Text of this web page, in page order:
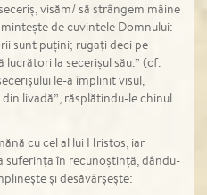
visăm/ să strângem mâine
de cuvintele Domnului:
sunt puțini; rugați deci pe
lucrători la secerișul său.” (cf.
le-a împlinit visul,
livadă”, răsplătindu-le chinul
cu cel al lui Hristos, iar
suferința în recunoștință, dându-
și desăvârșește: